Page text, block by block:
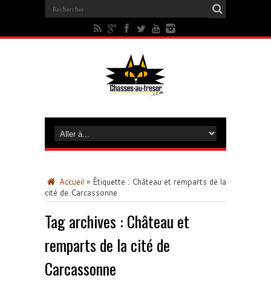
Accueil » Étiquette : Château et remparts de la
cité de Carcassonne
Tag archives : Château et
remparts de la cité de
Carcassonne